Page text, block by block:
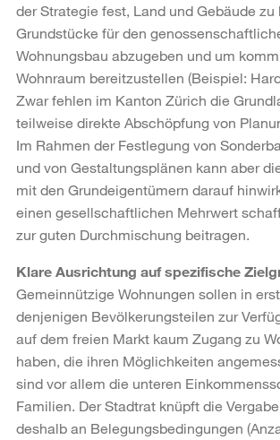
der Strategie fest, Land und Gebäude zu
Grundstücke für den
Wohnungsbau abzugeben und um
Wohnraum bereitzustellen (Beispiel:
Zwar fehlen im Kanton Zürich die
teilweise direkte Abschöpfung von
Im Rahmen der Festlegung von
und von Gestaltungsplänen kann aber
mit den Grundeigentümern darauf
einen gesellschaftlichen Mehrwert
zur guten Durchmischung beitragen.
Klare Ausrichtung auf spezifische
Gemeinnützige Wohnungen sollen in
denjenigen Bevölkerungsteilen zur
auf dem freien Markt kaum Zugang zu
haben, die ihren Möglichkeiten
sind vor allem die unteren
Familien. Der Stadtrat knüpft die
deshalb an Belegungsbedingungen